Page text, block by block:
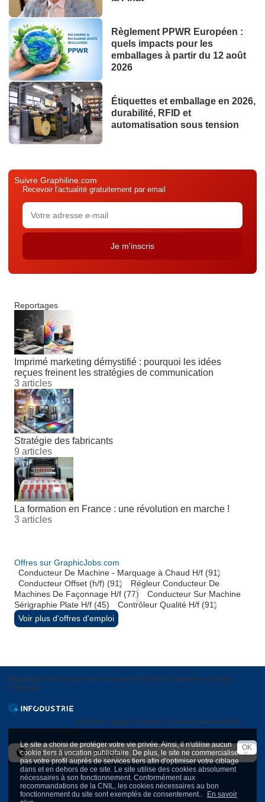
Le site a choisi de protéger votre vie privée. Ainsi, il n'utilise aucun
cookie tiers à vocation publicitaire. De plus, le site ne commercialise
pas votre profil auprès de services tiers afin d'optimiser votre ciblage
dans et en dehors de ce site. Le site utilise des cookies absolument
nécessaires à son fonctionnement. Conformément aux
recommandations de la CNIL, les cookies nécessaires au bon
fonctionnement du site sont exemptés de consentement..
En savoir
OK
Règlement PPWR Européen :
quels impacts pour les
emballages à partir du 12 août
2026
Étiquettes et emballage en 2026,
durabilité, RFID et
automatisation sous tension
Suivre Graphiline.com
Recevoir l'actualité gratuitement par email
Reportages
Imprimé marketing démystifié : pourquoi les idées
reçues freinent les stratégies de communication
3 articles
Stratégie des fabricants
9 articles
La formation en France : une révolution en marche !
3 articles
Offres sur GraphicJobs.com
Conducteur De Machine - Marquage à Chaud H/f (91)
Conducteur Offset (h/f) (91)
Régleur Conducteur De
Machines De Façonnage H/f (77)
Conducteur Sur Machine
Sérigraphie Plate H/f (45)
Contrôleur Qualité H/f (91)
Voir plus d'offres d'emploi
Rédaction Recherche dans l'actualité Publicité Newsletter Contact
Podcasts
Mentions légales Cookies Données personnelles
Charte de modération
International version